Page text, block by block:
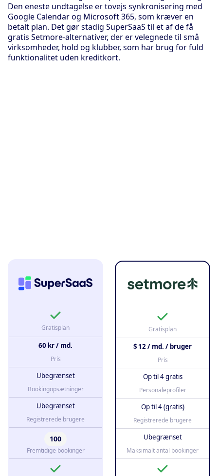
Den eneste undtagelse er tovejs synkronisering med
Google Calendar og Microsoft 365, som kræver en
betalt plan. Det gør stadig SuperSaaS til et af de få
gratis Setmore-alternativer, der er velegnede til små
virksomheder, hold og klubber, som har brug for fuld
funktionalitet uden kreditkort.
Gratisplan
60 kr / md.
Pris
Ubegrænset
Bookingopsætninger
Ubegrænset
Registrerede brugere
100
Fremtidige bookinger
Gratisplan
$ 12 / md. / bruger
Pris
Op til 4 gratis
Personaleprofiler
Op til 4 (gratis)
Registrerede brugere
Ubegrænset
Maksimalt antal bookinger